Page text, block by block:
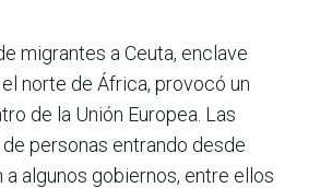
migrantes a Ceuta, enclave
norte de África, provocó un
de la Unión Europea. Las
personas entrando desde
algunos gobiernos, entre ellos